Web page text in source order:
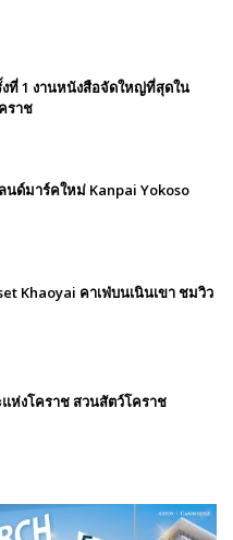
ที่​ 1 งานหนังสือจัดใหญ่ที่สุดใน
ราช
นด์มาร์คใหม่ Kanpai Yokoso
Khaoyai คาเฟ่บนเนินเขา ชมวิว
ห่งโคราช สวนสัตว์โคราช